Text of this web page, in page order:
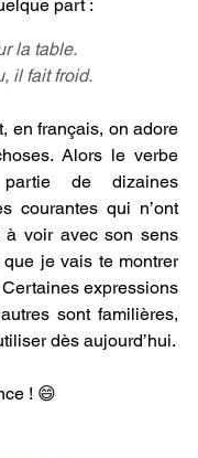
part :
la table.
il fait froid.
en français, on adore
de dizaines
courantes qui n’ont
à voir avec son sens
que je vais te montrer
expressions
sont familières,
! 😄